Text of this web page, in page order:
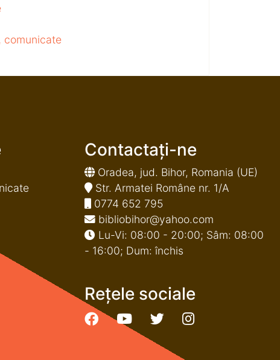
comunicate
Contactați-ne
Oradea, jud. Bihor, Romania (UE)
Str. Armatei Române nr. 1/A
0774 652 795
bibliobihor@yahoo.com
Lu-Vi: 08:00 - 20:00; Sâm: 08:00
- 16:00; Dum: închis
Rețele sociale